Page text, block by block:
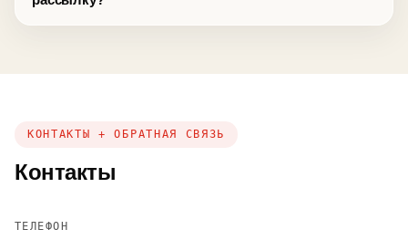
КОНТАКТЫ + ОБРАТНАЯ СВЯЗЬ
Контакты
ТЕЛЕФОН